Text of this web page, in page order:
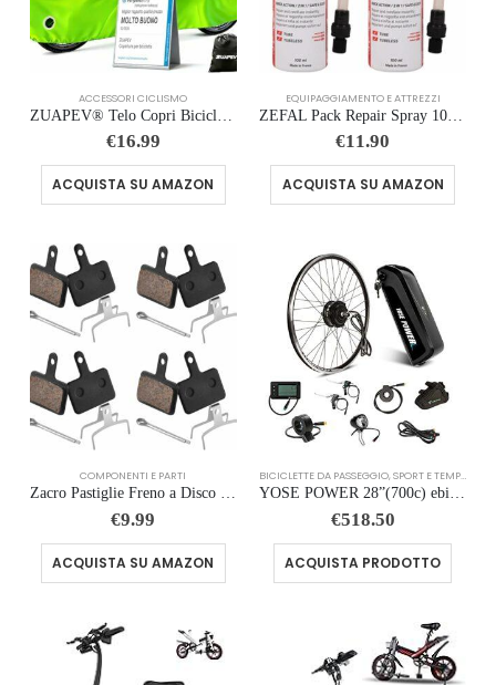
ACCESSORI CICLISMO
€16.99
ACQUISTA SU AMAZON
EQUIPAGGIAMENTO E ATTREZZI
ZEFAL Pack Repair Spray 100ml – 2 x Bomboletta Ripara Gomme Bici – Gonfia e Ripara Bici – Schrader, Presta e Dunlop – 2 botti
€11.90
ACQUISTA SU AMAZON
COMPONENTI E PARTI
Zacro Pastiglie Freno a Disco Bici per Tektro Shimano TRP Deore Br-M575 B01s Mt200 M525 M515 T615 T675 M505 M495 M486 M485 –
€9.99
ACQUISTA SU AMAZON
BICICLETTE DA PASSEGGIO,SPORT E TEMPO LIBERO
YOSE POWER 28”(700c) ebike 36V250W Motore Anteriore Bicicletta E-Bike Hub di Conversione Kit con Controller Integrato HL Plus 36V 15.6Ah Batteria FAI DA TE E-bike Display LCD
€518.50
ACQUISTA PRODOTTO